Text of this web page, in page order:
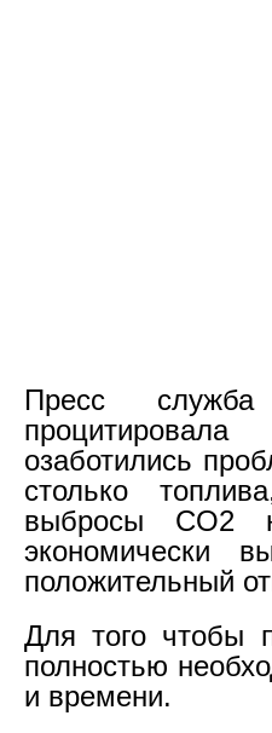
Пресс
озаботились
столько
выбросы CO2
экономически
положительный
Для того чтобы
полностью
и времени.